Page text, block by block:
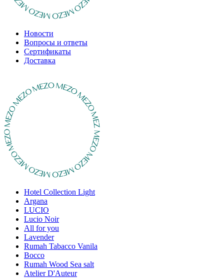
Новости
Вопросы и ответы
Сертификаты
Доставка
Hotel Collection Light
Argana
LUCIO
Lucio Noir
All for you
Lavender
Rumah Tabacco Vanila
Bocco
Rumah Wood Sea salt
Atelier D'Auteur